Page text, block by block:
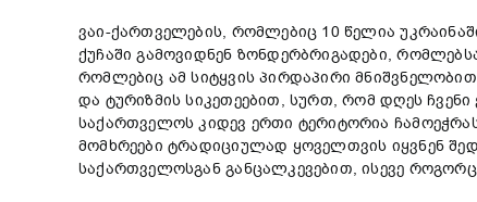
ვაი-ქართველების, რომლებიც 10 წელია
ქუჩაში გამოვიდნენ ზონდერბრიგადები,
რომლებიც ამ სიტყვის პირდაპირი
და ტურიზმის სიკეთეებით, სურთ, რომ დღეს
საქართველოს კიდევ ერთი ტერიტორია
მომხრეები ტრადიციულად ყოველთვის იყვნენ
საქართველოსგან განცალკევებით, ისევე